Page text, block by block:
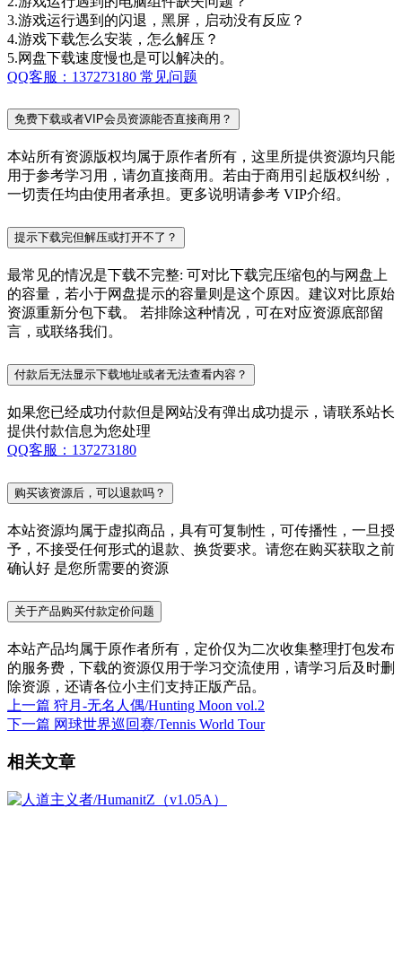
3.游戏运行遇到的闪退，黑屏，启动没有反应？
4.游戏下载怎么安装，怎么解压？
5.网盘下载速度慢也是可以解决的。
QQ客服：137273180 常见问题
免费下载或者VIP会员资源能否直接商用？
本站所有资源版权均属于原作者所有，这里所提供资源均只能
用于参考学习用，请勿直接商用。若由于商用引起版权纠纷，
一切责任均由使用者承担。更多说明请参考 VIP介绍。
提示下载完但解压或打开不了？
最常见的情况是下载不完整: 可对比下载完压缩包的与网盘上
的容量，若小于网盘提示的容量则是这个原因。建议对比原始
资源重新分包下载。 若排除这种情况，可在对应资源底部留
言，或联络我们。
付款后无法显示下载地址或者无法查看内容？
如果您已经成功付款但是网站没有弹出成功提示，请联系站长
提供付款信息为您处理
QQ客服：137273180
购买该资源后，可以退款吗？
本站资源均属于虚拟商品，具有可复制性，可传播性，一旦授
予，不接受任何形式的退款、换货要求。请您在购买获取之前
确认好 是您所需要的资源
关于产品购买付款定价问题
本站产品均属于原作者所有，定价仅为二次收集整理打包发布
的服务费，下载的资源仅用于学习交流使用，请学习后及时删
除资源，还请各位小主们支持正版产品。
上一篇 狩月-无名人偶/Hunting Moon vol.2
下一篇 网球世界巡回赛/Tennis World Tour
相关文章